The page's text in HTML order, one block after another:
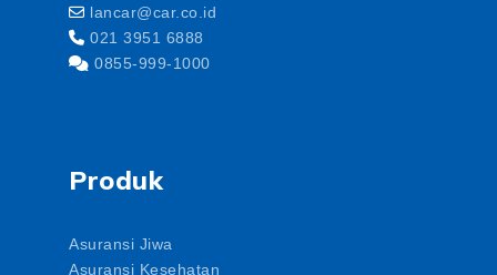
lancar@car.co.id
021 3951 6888
0855-999-1000
Produk
Asuransi Jiwa
Asuransi Kesehatan